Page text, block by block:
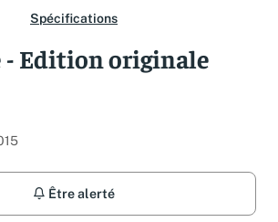
Spécifications
- Edition originale
Être alerté